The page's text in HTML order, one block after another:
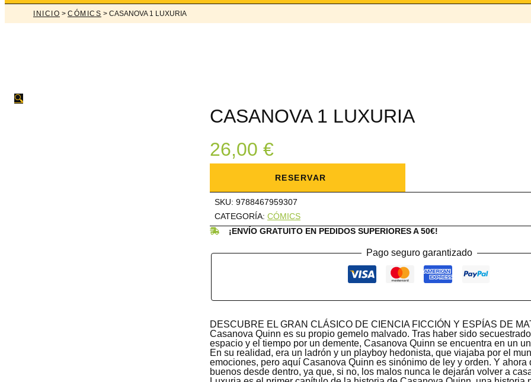
INICIO > CÓMICS > CASANOVA 1 LUXURIA
🔍
CASANOVA 1 LUXURIA
26,00 €
cantidad
RESERVAR
SKU: 9788467959307
CATEGORÍA: CÓMICS
¡ENVÍO GRATUITO EN PEDIDOS SUPERIORES A 50€!
Pago seguro garantizado
DESCUBRE EL GRAN CLÁSICO DE CIENCIA FICCIÓN Y ESPÍAS DE
Casanova Quinn es su propio gemelo malvado. Tras haber sido
espacio y el tiempo por un demente, Casanova Quinn se encuentra en un
En su realidad, era un ladrón y un playboy hedonista, que viajaba por el
emociones, pero aquí Casanova Quinn es sinónimo de ley y orden. Y ahora
buenos desde dentro, ya que, si no, los malos nunca le dejarán volver a